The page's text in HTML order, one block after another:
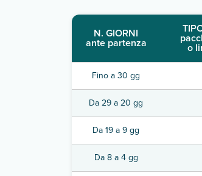
N. GIORNI
ante partenza o
Fino a 30 gg
Da 29 a 20 gg
Da 19 a 9 gg
Da 8 a 4 gg